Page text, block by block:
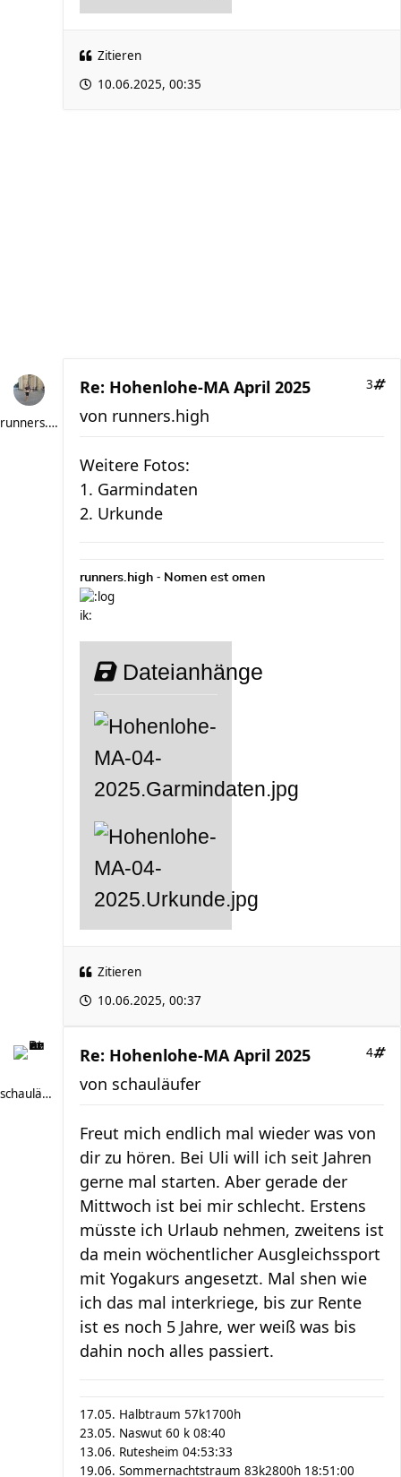
Zitieren
10.06.2025, 00:35
runners.high
Re: Hohenlohe-MA April 2025 3
von runners.high
Weitere Fotos:
1. Garmindaten
2. Urkunde
runners.high - Nomen est omen
Dateianhänge
Zitieren
10.06.2025, 00:37
schauläufer
Re: Hohenlohe-MA April 2025 4
von schauläufer
Freut mich endlich mal wieder was von
dir zu hören. Bei Uli will ich seit Jahren
gerne mal starten. Aber gerade der
Mittwoch ist bei mir schlecht. Erstens
müsste ich Urlaub nehmen, zweitens ist
da mein wöchentlicher Ausgleichssport
mit Yogakurs angesetzt. Mal shen wie
ich das mal interkriege, bis zur Rente
ist es noch 5 Jahre, wer weiß was bis
dahin noch alles passiert.
17.05. Halbtraum 57k1700h
23.05. Naswut 60 k 08:40
13.06. Rutesheim 04:53:33
19.06. Sommernachtstraum 83k2800h 18:51:00